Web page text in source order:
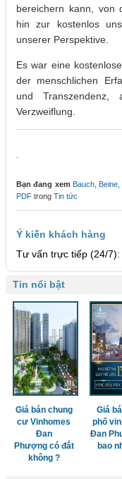
bereichern kann, von
hin zur kostenlos
unserer Perspektive.
Es war eine
der menschlichen
und Transzendenz,
Verzweiflung.
Bạn đang xem Bauch,
PDF trong Tin tức
Ý kiến khách hàng
Tư vấn trực tiếp (24/7):
Tin nổi bật
Giá bán chung
cư Vinhomes
Đan
Phượng có đắt
không ?
Giá
phố
Đan
bao